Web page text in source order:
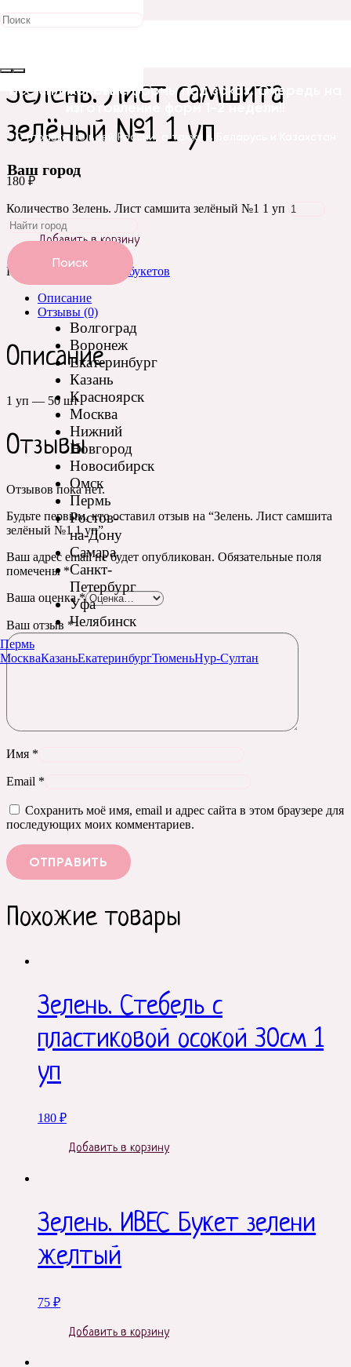
Все силиконовые формы под заказ. Очередь на
изготовление форм 1-2 недели!!
Отправка по всей России, а также в Беларусь и Казахстан
Ваш город
Поиск
Волгоград
Воронеж
Екатеринбург
Казань
Красноярск
Москва
Нижний
Новгород
Новосибирск
Омск
Пермь
Ростов-
на-Дону
Самара
Санкт-
Петербург
Уфа
Челябинск
Пермь
МоскваКазаньЕкатеринбургТюменьНур-Султан
Главная/Зелень для букетов
Зелень. Лист самшита
зелёный №1 1 уп
180 ₽
Количество Зелень. Лист самшита зелёный №1 1 уп
Добавить в корзину
Категория:Зелень для букетов
Описание
Отзывы (0)
Описание
1 уп — 50 шт
Отзывы
Отзывов пока нет.
Будьте первым, кто оставил отзыв на “Зелень. Лист самшита
зелёный №1 1 уп”
Ваш адрес email не будет опубликован. Обязательные поля
помечены *
Ваша оценка*
Ваш отзыв *
Имя *
Email *
Сохранить моё имя, email и адрес сайта в этом браузере для
последующих моих комментариев.
Похожие товары
Зелень. Стебель с
пластиковой осокой 30см 1
уп
180 ₽
Добавить в корзину
Зелень. ИВЕС Букет зелени
желтый
75 ₽
Добавить в корзину